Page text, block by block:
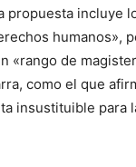
propuesta incluye
humanos»,
«rango de
como el que
insustituible para